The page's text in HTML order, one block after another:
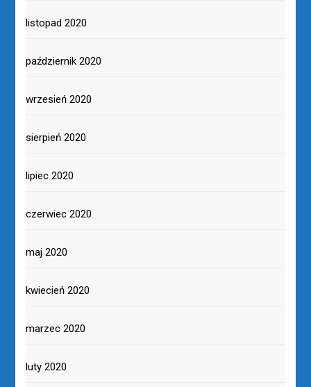
listopad 2020
październik 2020
wrzesień 2020
sierpień 2020
lipiec 2020
czerwiec 2020
maj 2020
kwiecień 2020
marzec 2020
luty 2020